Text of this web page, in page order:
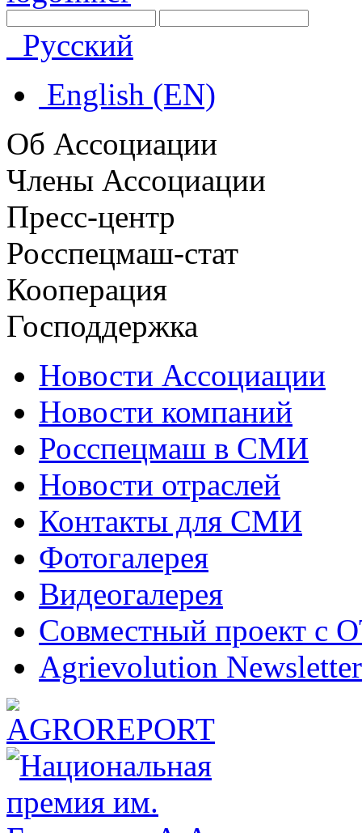
Русский
English (EN)
Об Ассоциации
Члены Ассоциации
Пресс-центр
Росспецмаш-стат
Кооперация
Господдержка
Новости Ассоциации
Новости компаний
Росспецмаш в СМИ
Новости отраслей
Контакты для СМИ
Фотогалерея
Видеогалерея
Совместный проект с
Agrievolution Newsletter